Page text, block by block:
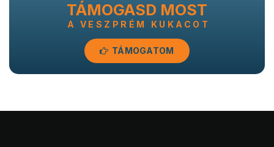
TÁMOGASD MOST
A VESZPRÉM KUKACOT
TÁMOGATOM